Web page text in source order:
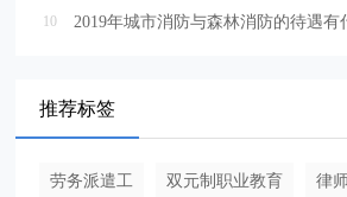
10
推荐标签
劳务派遣工 双元制职业教育 律